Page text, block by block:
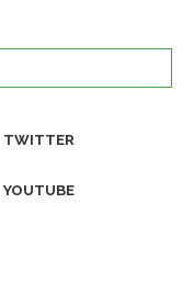
TWITTER
YOUTUBE